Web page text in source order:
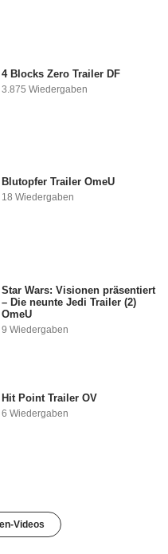
4 Blocks Zero Trailer DF
3.875 Wiedergaben
Blutopfer Trailer OmeU
18 Wiedergaben
Star Wars: Visionen präsentiert
– Die neunte Jedi Trailer (2)
OmeU
9 Wiedergaben
Hit Point Trailer OV
6 Wiedergaben
Videos